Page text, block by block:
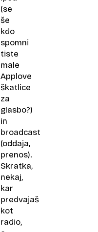
(se
še
kdo
spomni
tiste
male
Applove
škatlice
za
glasbo?)
in
broadcast
(oddaja,
prenos).
Skratka,
nekaj,
kar
predvajaš
kot
radio,